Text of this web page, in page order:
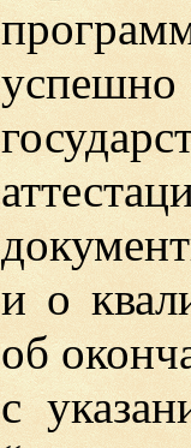
и о
об
с